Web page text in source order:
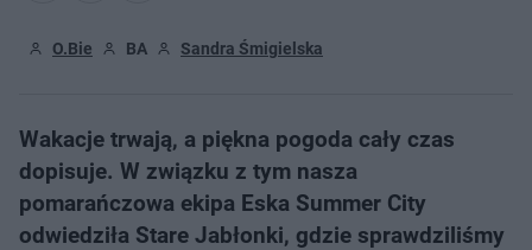
O.Bie BA Sandra Śmigielska
Wakacje trwają, a piękna pogoda cały czas
dopisuje. W związku z tym nasza
pomarańczowa ekipa Eska Summer City
odwiedziła Stare Jabłonki, gdzie sprawdziliśmy